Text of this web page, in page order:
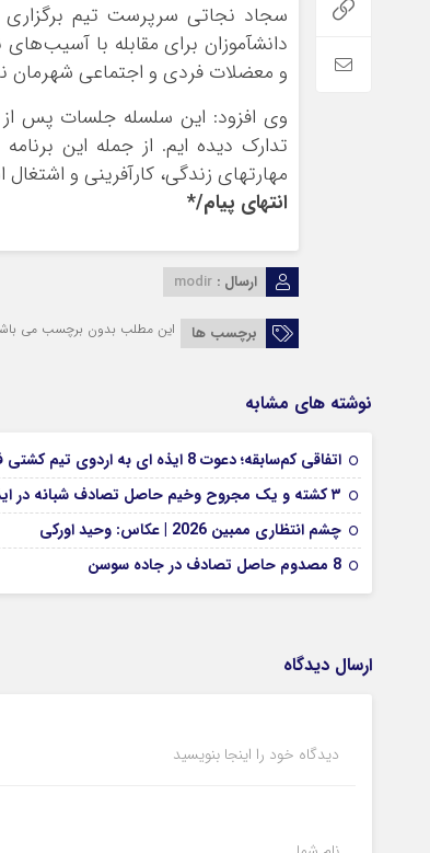
سجاد نجاتی سرپرست تیم برگزاری
دانشآموزان برای مقابله با
و معضلات فردی و اجتماعی شهرمان
وی افزود: این سلسله جلسات پس از
تدارک دیده ایم. از جمله این
مهارتهای زندگی، کارآفرینی و
انتهای پیام/*
ارسال : modir
برچسب ها این مطلب بدون برچسب می
نوشته های مشابه
اتفاقی کم‌سابقه؛ دعوت 8 ایذه ای به اردوی تیم کشتی فرنگی بزرگسالان
۳ کشته و یک مجروح وخیم حاصل تصادف شبانه در ایذه
چشم انتظاری ممبین 2026 | عکاس: وحید اورکی
8 مصدوم حاصل تصادف در جاده سوسن
ارسال دیدگاه
دیدگاه خود را اینجا بنویسید